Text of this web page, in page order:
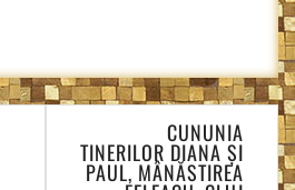
CUNUNIA
TINERILOR DIANA ȘI
PAUL, MÂNĂSTIREA